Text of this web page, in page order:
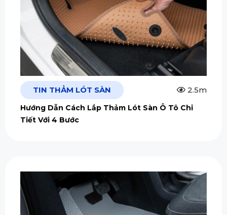
TIN THẢM LÓT SÀN 2.5m
Hướng Dẫn Cách Lắp Thảm Lót Sàn Ô Tô Chi
Tiết Với 4 Bước